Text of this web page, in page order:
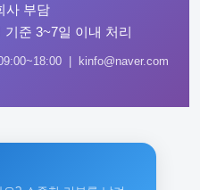
사 부담
준 3~7일 이내 처리
| kinfo@naver.com